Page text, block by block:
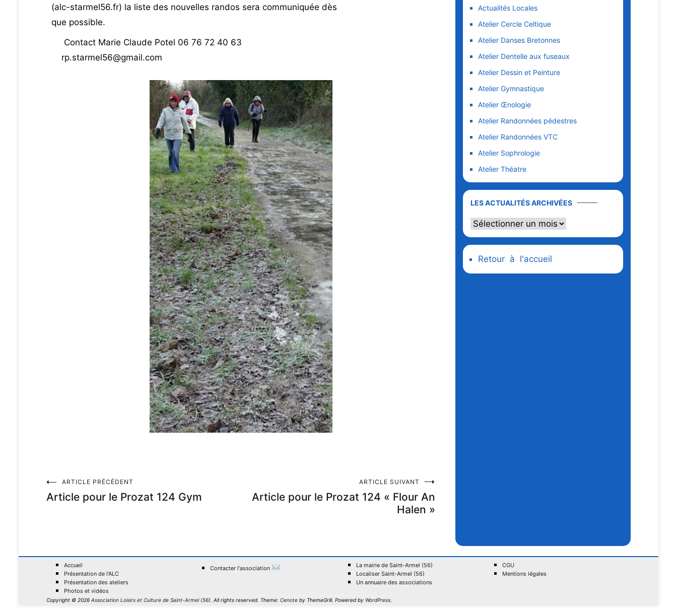
(alc-starmel56.fr) la liste des nouvelles randos sera communiquée dès
que possible.
Contact Marie Claude Potel 06 76 72 40 63
rp.starmel56@gmail.com
ARTICLE PRÉCÉDENT
Article pour le Prozat 124 Gym
ARTICLE SUIVANT
Article pour le Prozat 124 « Flour An
Halen »
Actualités Locales
Atelier Cercle Celtique
Atelier Danses Bretonnes
Atelier Dentelle aux fuseaux
Atelier Dessin et Peinture
Atelier Gymnastique
Atelier Œnologie
Atelier Randonnées pédestres
Atelier Randonnées VTC
Atelier Sophrologie
Atelier Théatre
LES ACTUALITÉS ARCHIVÉES
Retour à l'accueil
Accueil
Présentation de l'ALC
Présentation des ateliers
Photos et vidéos
Contacter l'association
La mairie de Saint-Armel (56)
Localiser Saint-Armel (56)
Un annuaire des associations
CGU
Mentions légales
Copyright © 2026 Association Loisirs et Culture de Saint-Armel (56) . All rights reserved. Theme: Cenote by ThemeGrill. Powered by WordPress